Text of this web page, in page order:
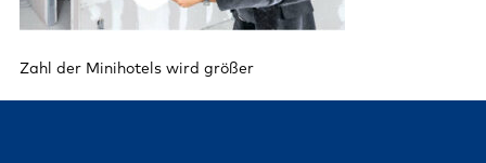
Zahl der Minihotels wird größer